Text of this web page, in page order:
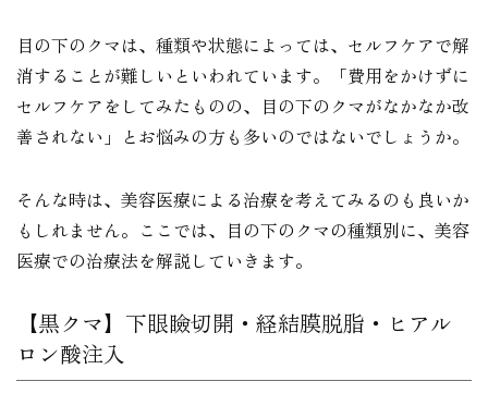
目の下のクマは、種類や状態によっては、セルフケアで解
消することが難しいといわれています。「費用をかけずに
セルフケアをしてみたものの、目の下のクマがなかなか改
善されない」とお悩みの方も多いのではないでしょうか。
そんな時は、美容医療による治療を考えてみるのも良いか
もしれません。ここでは、目の下のクマの種類別に、美容
医療での治療法を解説していきます。
【黒クマ】下眼瞼切開・経結膜脱脂・ヒアル
ロン酸注入